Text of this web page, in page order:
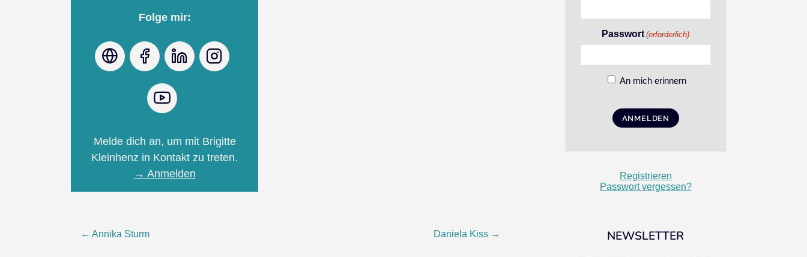
Folge mir:
WebseiteFacebookLinkedIn
Melde dich an, um mit Brigitte
Kleinhenz in Kontakt zu treten.
→ Anmelden
Beitragsnavigation
← Annika Sturm Daniela Kiss →
Passwort (erforderlich)
An mich erinnern
Registrieren
Passwort vergessen?
NEWSLETTER